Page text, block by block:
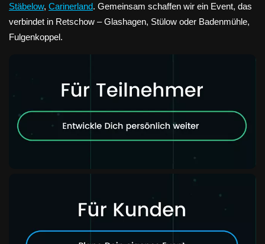
Stäbelow, Carinerland. Gemeinsam schaffen wir ein Event, das
verbindet in Retschow – Glashagen, Stülow oder Badenmühle,
Fulgenkoppel.